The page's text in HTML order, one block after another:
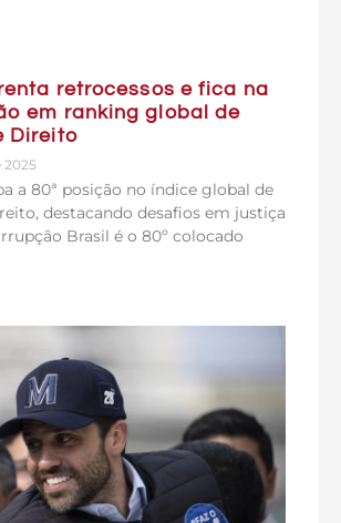
retrocessos e fica na
em ranking global de
Direito
2025
a 80ª posição no índice global de
destacando desafios em justiça
Brasil é o 80º colocado